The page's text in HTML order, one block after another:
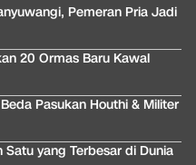
Pemeran Pria Jadi
20 Ormas Baru Kawal
Pasukan Houthi & Militer
yang Terbesar di Dunia